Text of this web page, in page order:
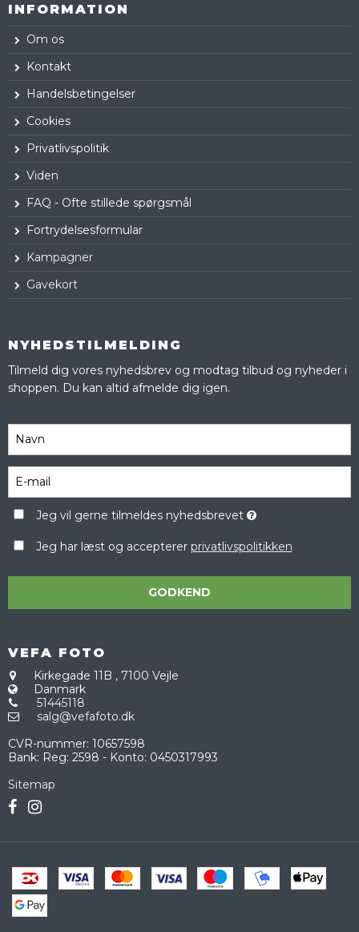
INFORMATION
Om os
Kontakt
Handelsbetingelser
Cookies
Privatlivspolitik
Viden
FAQ - Ofte stillede spørgsmål
Fortrydelsesformular
Kampagner
Gavekort
NYHEDSTILMELDING
Tilmeld dig vores nyhedsbrev og modtag tilbud og nyheder i
shoppen. Du kan altid afmelde dig igen.
Jeg vil gerne tilmeldes nyhedsbrevet
Jeg har læst og accepterer privatlivspolitikken
GODKEND
VEFA FOTO
Kirkegade 11B , 7100 Vejle
Danmark
51445118
salg@vefafoto.dk
CVR-nummer: 10657598
Bank: Reg: 2598 - Konto: 0450317993
Sitemap